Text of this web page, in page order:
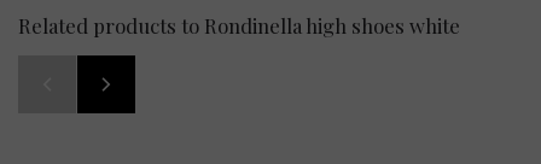
Related products to Rondinella high shoes white